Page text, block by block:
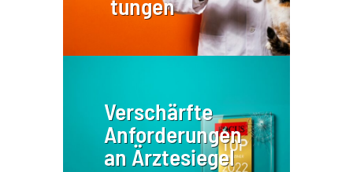
tungen
Verschärfte
Anforderungen
an Ärztesiegel